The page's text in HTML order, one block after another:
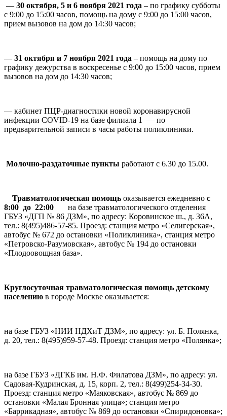
— 30 октября, 5 и 6 ноября 2021 года – по графику субботы
с 9:00 до 15:00 часов, помощь на дому с 9:00 до 15:00 часов,
прием вызовов на дом до 14:30 часов;
— 31 октября и 7 ноября 2021 года – помощь на дому по
графику дежурства в воскресенье с 9:00 до 15:00 часов, прием
вызовов на дом до 14:30 часов;
— кабинет ПЦР-диагностики новой коронавирусной
инфекции COVID-19 на базе филиала 1 — по
предварительной записи в часы работы поликлиники.
Молочно-раздаточные пункты работают с 6.30 до 15.00.
Травматологическая помощь оказывается ежедневно с
8:00 до 22:00 на базе травматологического отделения
ГБУЗ «ДГП № 86 ДЗМ», по адресу: Коровинское ш., д. 36А,
тел.: 8(495)486-57-85. Проезд: станция метро «Селигерская»,
автобус № 672 до остановки «Поликлиника», станция метро
«Петровско-Разумовская», автобус № 194 до остановки
«Плодоовощная база».
Круглосуточная травматологическая помощь детскому
населению в городе Москве оказывается:
на базе ГБУЗ «НИИ НДХиТ ДЗМ», по адресу: ул. Б. Полянка,
д. 20, тел.: 8(495)959-57-48. Проезд: станция метро «Полянка»;
на базе ГБУЗ «ДГКБ им. Н.Ф. Филатова ДЗМ», по адресу: ул.
Садовая-Кудринская, д. 15, корп. 2, тел.: 8(499)254-34-30.
Проезд: станция метро «Маяковская», автобус № 869 до
остановки «Малая Бронная улица»; станция метро
«Баррикадная», автобус № 869 до остановки «Спиридоновка»;